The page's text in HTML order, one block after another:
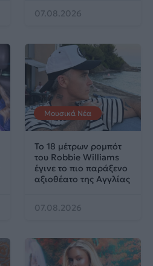
07.08.2026
Μουσικά Νέα
Το 18 μέτρων ρομπότ
του Robbie Williams
έγινε το πιο παράξενο
αξιοθέατο της Αγγλίας
07.08.2026